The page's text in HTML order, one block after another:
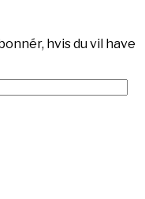
hvis du vil have